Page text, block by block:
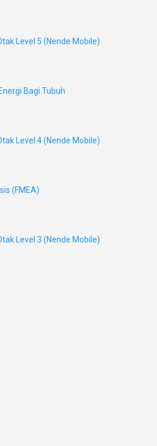
Level 5 (Nende Mobile)
Bagi Tubuh
Level 4 (Nende Mobile)
(FMEA)
Level 3 (Nende Mobile)